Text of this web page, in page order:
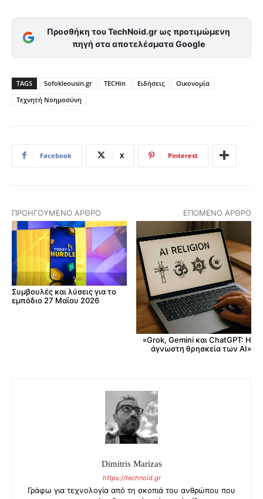
Προσθήκη του TechNoid.gr ως προτιμώμενη
πηγή στα αποτελέσματα Google
TAGS Sofokleousin.gr TECHin Ειδήσεις
Οικονομία
Τεχνητή Νοημοσύνη
Facebook X Pinterest
ΠΡΟΗΓΟΎΜΕΝΟ ΆΡΘΡΟ
Συμβουλές και λύσεις για το
εμπόδιο 27 Μαΐου 2026
ΕΠΌΜΕΝΟ ΆΡΘΡΟ
«Grok, Gemini και ChatGPT: Η
άγνωστη θρησκεία των AI»
Dimitris Marizas
https://technoid.gr
Γράφω για τεχνολογία από τη σκοπιά του ανθρώπου που